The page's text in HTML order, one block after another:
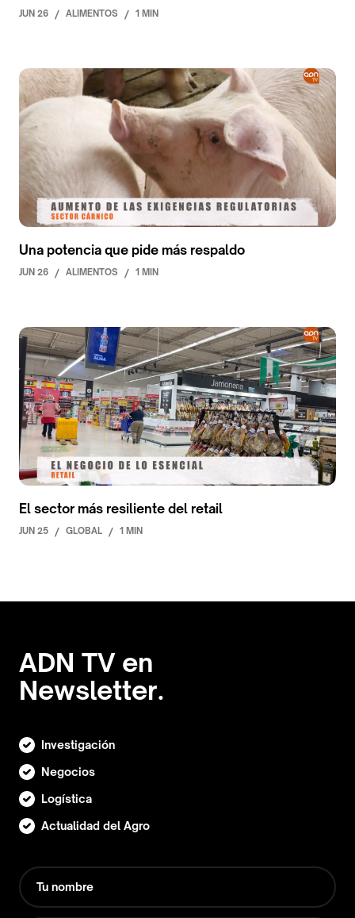
JUN 26 / ALIMENTOS / 1 MIN
Una potencia que pide más respaldo
JUN 26 / ALIMENTOS / 1 MIN
El sector más resiliente del retail
JUN 25 / GLOBAL / 1 MIN
ADN TV en
Newsletter.
Investigación
Negocios
Logística
Actualidad del Agro